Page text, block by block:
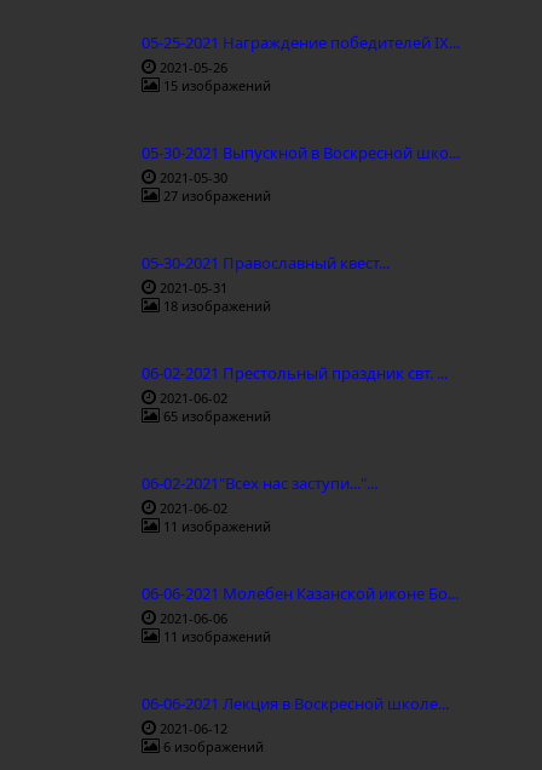
05-25-2021 Награждение победителей IX...
2021-05-26
15 изображений
05-30-2021 Выпускной в Воскресной шко...
2021-05-30
27 изображений
05-30-2021 Православный квест...
2021-05-31
18 изображений
06-02-2021 Престольный праздник свт. ...
2021-06-02
65 изображений
06-02-2021"Всех нас заступи..."...
2021-06-02
11 изображений
06-06-2021 Молебен Казанской иконе Бо...
2021-06-06
11 изображений
06-06-2021 Лекция в Воскресной школе...
2021-06-12
6 изображений